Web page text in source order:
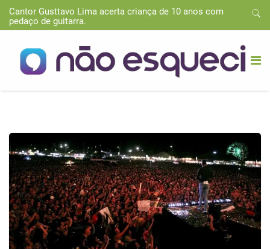
Cantor Gusttavo Lima acerta criança de 10 anos com
pedaço de guitarra.